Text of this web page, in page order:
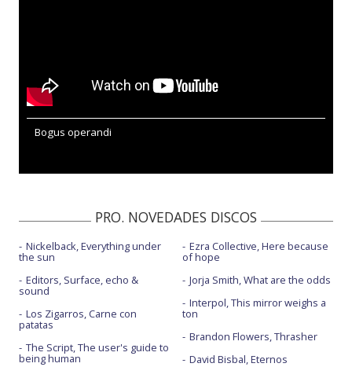
Bogus operandi
PRO. NOVEDADES DISCOS
Nickelback, Everything under
the sun
Editors, Surface, echo &
sound
Los Zigarros, Carne con
patatas
The Script, The user's guide to
being human
Ezra Collective, Here because
of hope
Jorja Smith, What are the odds
Interpol, This mirror weighs a
ton
Brandon Flowers, Thrasher
David Bisbal, Eternos